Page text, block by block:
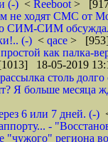
(-) < Reeboot >
не ходят СМС от
СИМ-СИМ
(-) < qace > [953]
как палка-
18-05-2019
столь
Я больше месяца
6 или 7 дней. (-)
-
региона